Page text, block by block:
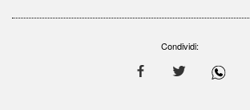
Condividi: